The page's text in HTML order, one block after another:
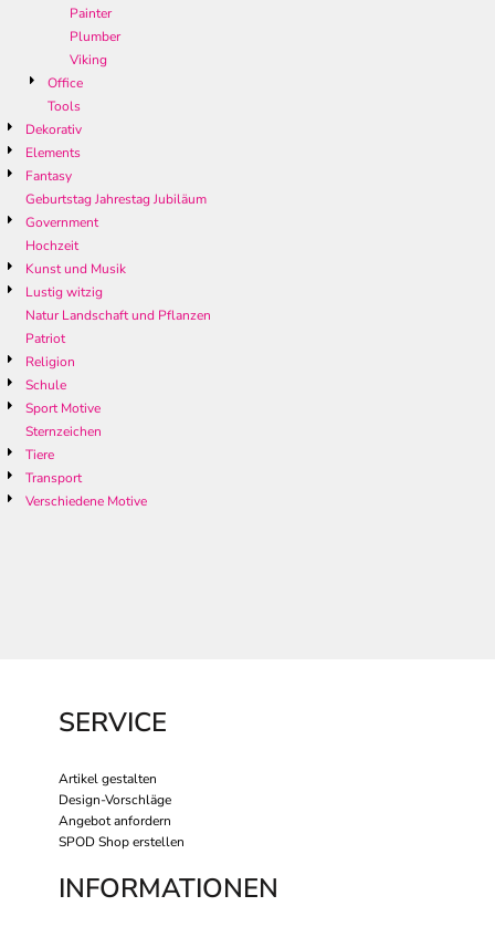
Painter
Plumber
Viking
Office
Tools
Dekorativ
Elements
Fantasy
Geburtstag Jahrestag Jubiläum
Government
Hochzeit
Kunst und Musik
Lustig witzig
Natur Landschaft und Pflanzen
Patriot
Religion
Schule
Sport Motive
Sternzeichen
Tiere
Transport
Verschiedene Motive
SERVICE
Artikel gestalten
Design-Vorschläge
Angebot anfordern
SPOD Shop erstellen
INFORMATIONEN